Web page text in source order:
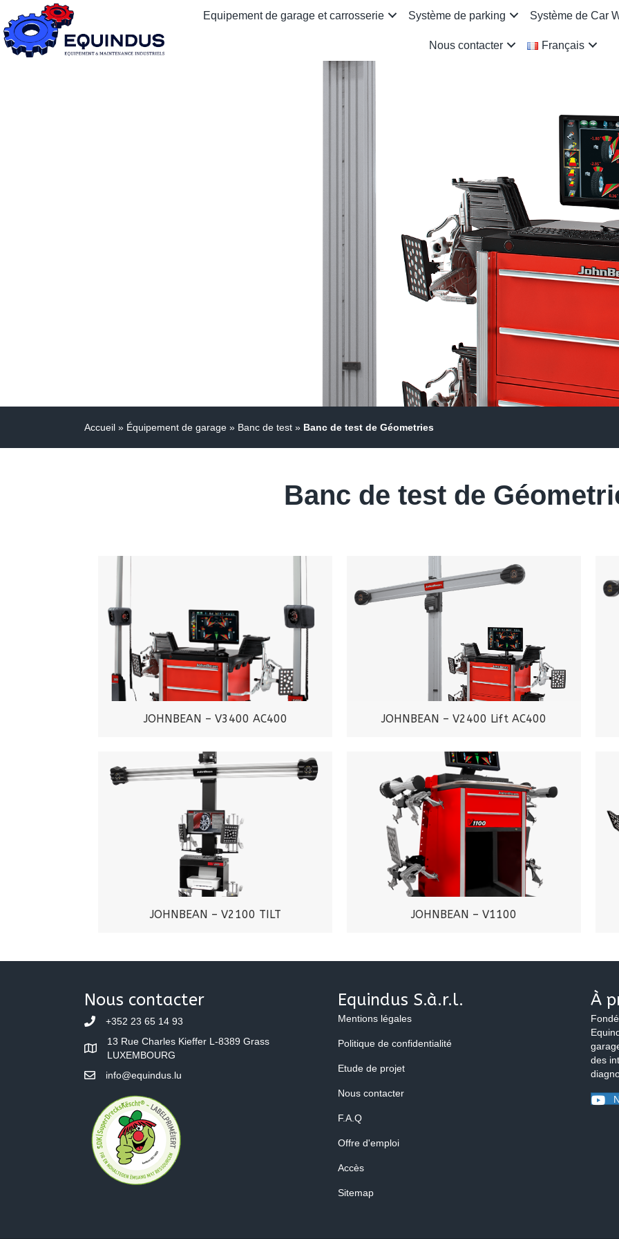
Equipement de garage et carrosserie Système de parking Système de Car
Nous contacter Français
Accueil » Équipement de garage » Banc de test » Banc de test de Géometries
Banc de test de
JOHNBEAN – V3400 AC400 JOHNBEAN – V2400 Lift AC400
JOHNBEAN – V2100 TILT JOHNBEAN – V1100
Nous contacter
+352 23 65 14 93
13 Rue Charles Kieffer L-8389 Grass
LUXEMBOURG
info@equindus.lu
Equindus S.à.r.l.
Mentions légales
Politique de confidentialité
Etude de projet
Nous contacter
F.A.Q
Offre d'emploi
Accès
Sitemap
À
des